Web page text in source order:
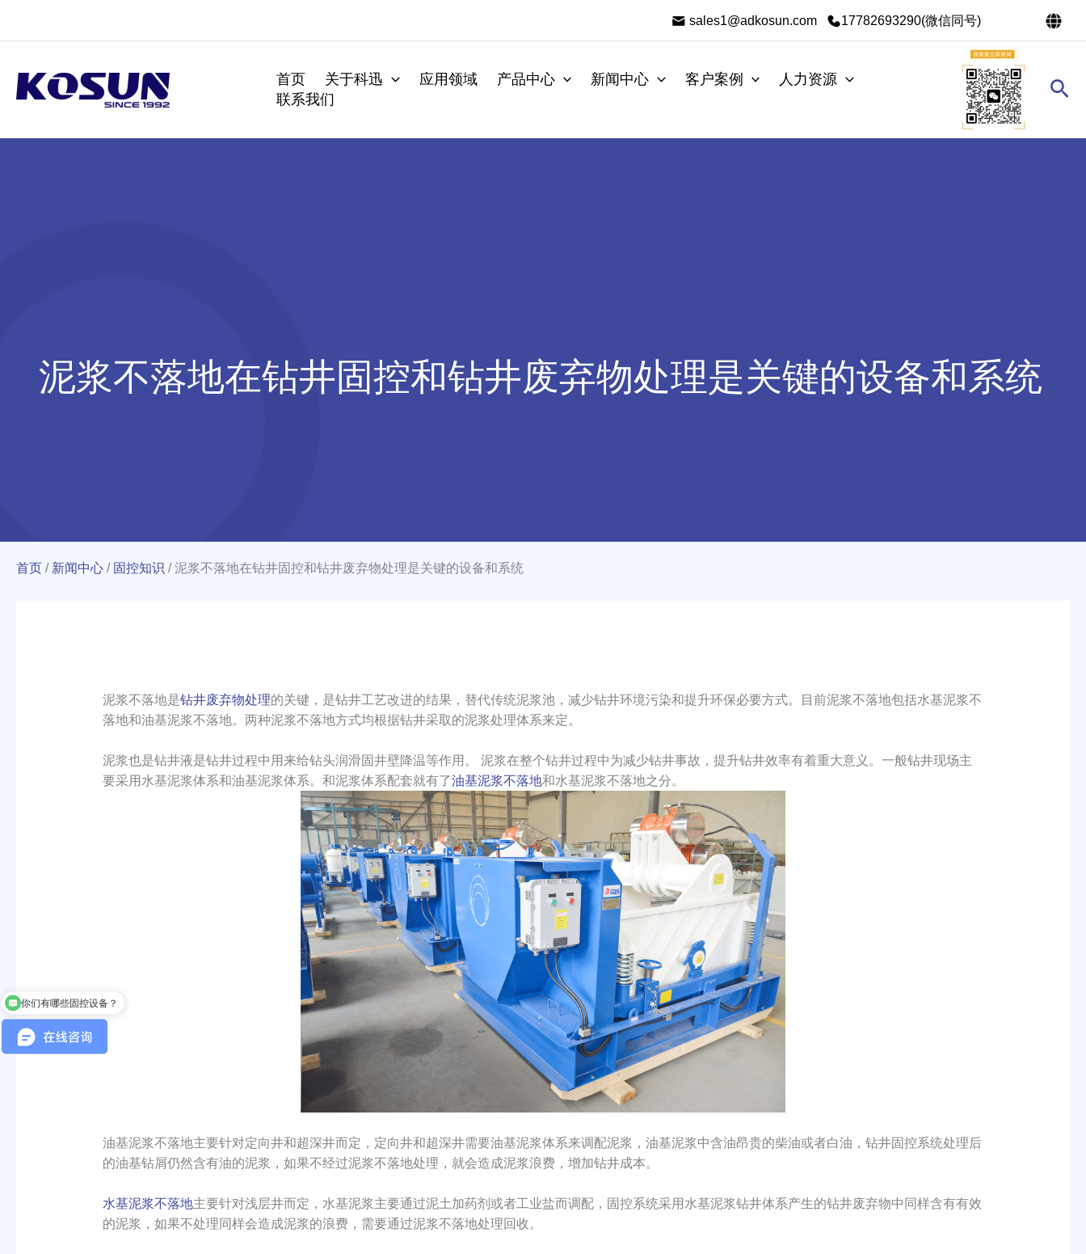
sales1@adkosun.com 17782693290(微信同号)
首页 关于科迅 应用领域 产品中心 新闻中心 客户案例
人力资源
联系我们
搜
泥浆不落地在钻井固控和钻井废弃物处理是关键的设备和系统
首页 / 新闻中心 / 固控知识 /泥浆不落地在钻井固控和钻井废弃物处理是关键的设备和系统
泥浆不落地是钻井废弃物处理的关键，是钻井工艺改进的结果，替代传统泥浆池，减少钻井环境污染和提升环保必要方式。目前泥浆不落地包括水基泥浆不
落地和油基泥浆不落地。两种泥浆不落地方式均根据钻井采取的泥浆处理体系来定。
泥浆也是钻井液是钻井过程中用来给钻头润滑固井壁降温等作用。 泥浆在整个钻井过程中为减少钻井事故，提升钻井效率有着重大意义。一般钻井现场主
要采用水基泥浆体系和油基泥浆体系。和泥浆体系配套就有了油基泥浆不落地和水基泥浆不落地之分。
油基泥浆不落地主要针对定向井和超深井而定，定向井和超深井需要油基泥浆体系来调配泥浆，油基泥浆中含油昂贵的柴油或者白油，钻井固控系统处理后
的油基钻屑仍然含有油的泥浆，如果不经过泥浆不落地处理，就会造成泥浆浪费，增加钻井成本。
水基泥浆不落地主要针对浅层井而定，水基泥浆主要通过泥土加药剂或者工业盐而调配，固控系统采用水基泥浆钻井体系产生的钻井废弃物中同样含有有效
的泥浆，如果不处理同样会造成泥浆的浪费，需要通过泥浆不落地处理回收。
你们的设备可以处理哪些物料？